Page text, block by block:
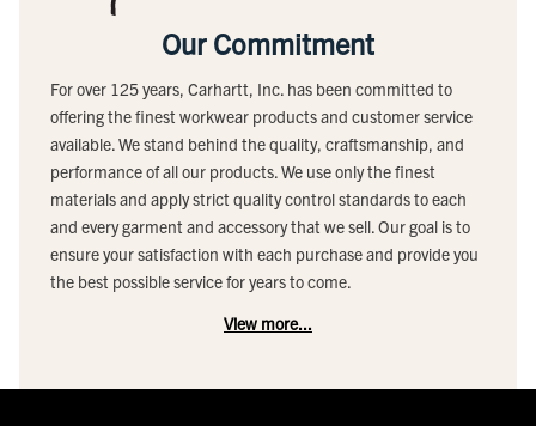
Our Commitment
For over 125 years, Carhartt, Inc. has been committed to
offering the finest workwear products and customer service
available. We stand behind the quality, craftsmanship, and
performance of all our products. We use only the finest
materials and apply strict quality control standards to each
and every garment and accessory that we sell. Our goal is to
ensure your satisfaction with each purchase and provide you
the best possible service for years to come.
View more...